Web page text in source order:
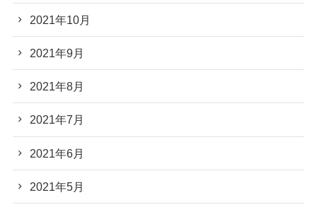
2021年10月
2021年9月
2021年8月
2021年7月
2021年6月
2021年5月